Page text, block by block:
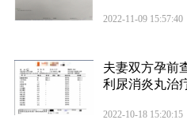
2022-11-09 15:57:40
夫妻双方孕前
利尿消炎丸治
2022-10-18 15:20:15